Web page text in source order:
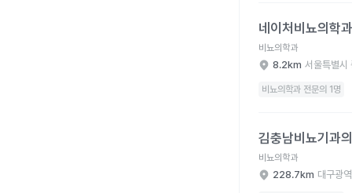
네이처비뇨의학
비뇨의학과
8.2km 서울특별시
비뇨의학과 전문의 1명
김충남비뇨기과
비뇨의학과
228.7km 대구광